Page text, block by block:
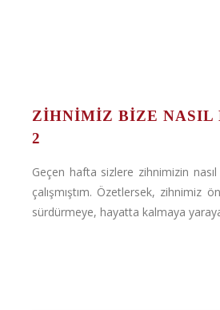
ZIHNIMIZ BIZE NASIL
2
Geçen hafta sizlere zihnimizin nasıl
çalışmıştım. Özetlersek, zihnimiz
sürdürmeye, hayatta kalmaya